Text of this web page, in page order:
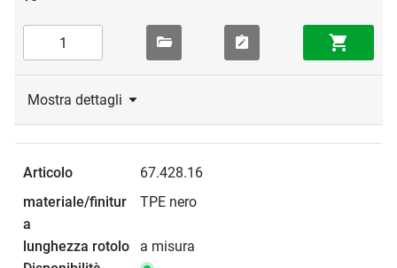
Mostra dettagli
67.428.16
TPE nero
a misura